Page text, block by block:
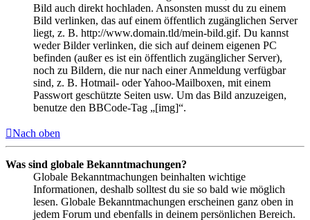
Bild auch direkt hochladen. Ansonsten musst du zu einem
Bild verlinken, das auf einem öffentlich zugänglichen Server
liegt, z. B. http://www.domain.tld/mein-bild.gif. Du kannst
weder Bilder verlinken, die sich auf deinem eigenen PC
befinden (außer es ist ein öffentlich zugänglicher Server),
noch zu Bildern, die nur nach einer Anmeldung verfügbar
sind, z. B. Hotmail- oder Yahoo-Mailboxen, mit einem
Passwort geschützte Seiten usw. Um das Bild anzuzeigen,
benutze den BBCode-Tag „[img]“.
Nach oben
Was sind globale Bekanntmachungen?
Globale Bekanntmachungen beinhalten wichtige
Informationen, deshalb solltest du sie so bald wie möglich
lesen. Globale Bekanntmachungen erscheinen ganz oben in
jedem Forum und ebenfalls in deinem persönlichen Bereich.